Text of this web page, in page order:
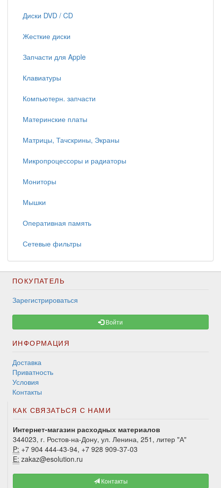
Диски DVD / CD
Жесткие диски
Запчасти для Apple
Клавиатуры
Компьютерн. запчасти
Материнские платы
Матрицы, Тачскрины, Экраны
Микропроцессоры и радиаторы
Мониторы
Мышки
Оперативная память
Сетевые фильтры
ПОКУПАТЕЛЬ
Зарегистрироваться
Войти
ИНФОРМАЦИЯ
Доставка
Приватность
Условия
Контакты
КАК СВЯЗАТЬСЯ С НАМИ
Интернет-магазин расходных материалов
344023, г. Ростов-на-Дону, ул. Ленина, 251, литер "А"
P: +7 904 444-43-94, +7 928 909-37-03
E: zakaz@esolution.ru
Контакты